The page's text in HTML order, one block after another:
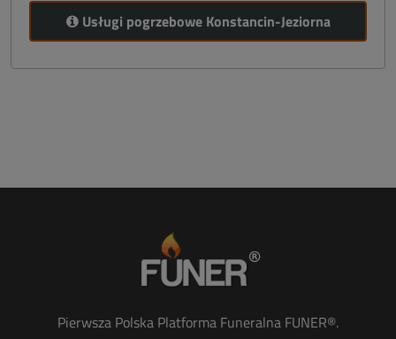
Usługi pogrzebowe Konstancin-Jeziorna
Pierwsza Polska Platforma Funeralna FUNER®.